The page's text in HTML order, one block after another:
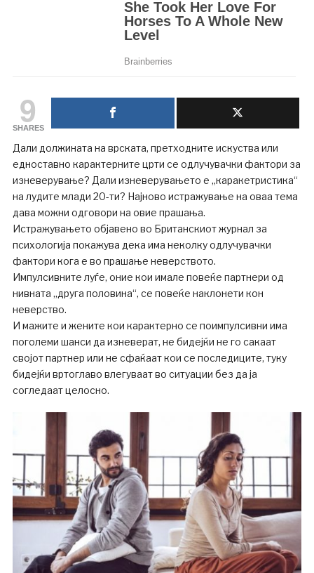
9
SHARES
Дали должината на врската, претходните искуства или
едноставно карактерните црти се одлучувачки фактори за
изневерување? Дали изневерувањето е „каракетристика“
на лудите млади 20-ти? Најново истражување на оваа тема
дава можни одговори на овие прашања.
Истражувањето објавено во Британскиот журнал за
психологија покажува дека има неколку одлучувачки
фактори кога е во прашање неверството.
Импулсивните луѓе, оние кои имале повеќе партнери од
нивната „друга половина“, се повеќе наклонети кон
неверство.
И мажите и жените кои карактерно се поимпулсивни има
поголеми шанси да изневерат, не бидејќи не го сакаат
својот партнер или не сфаќаат кои се последиците, туку
бидејќи вртоглаво влегуваат во ситуации без да ја
согледаат целосно.